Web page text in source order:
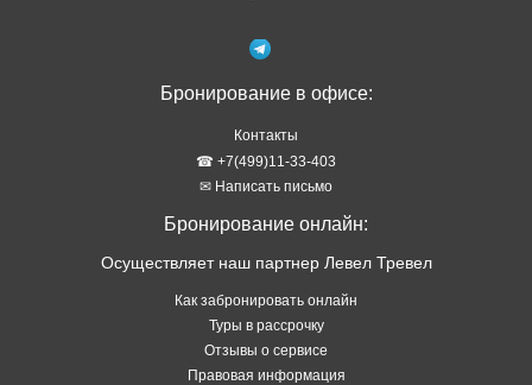
Бронирование в офисе:
Контакты
☎ +7(499)11-33-403
✉ Написать письмо
Бронирование онлайн:
Осуществляет наш партнер Левел Тревел
Как забронировать онлайн
Туры в рассрочку
Отзывы о сервисе
Правовая информация